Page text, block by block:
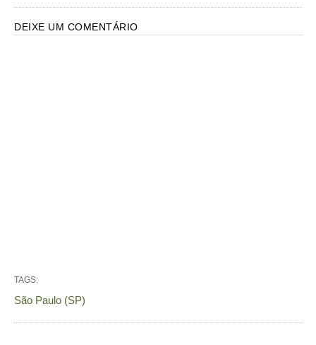
DEIXE UM COMENTÁRIO
TAGS:
São Paulo (SP)